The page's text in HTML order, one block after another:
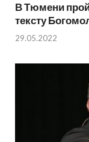
В Тюмени
тексту
29.05.2022